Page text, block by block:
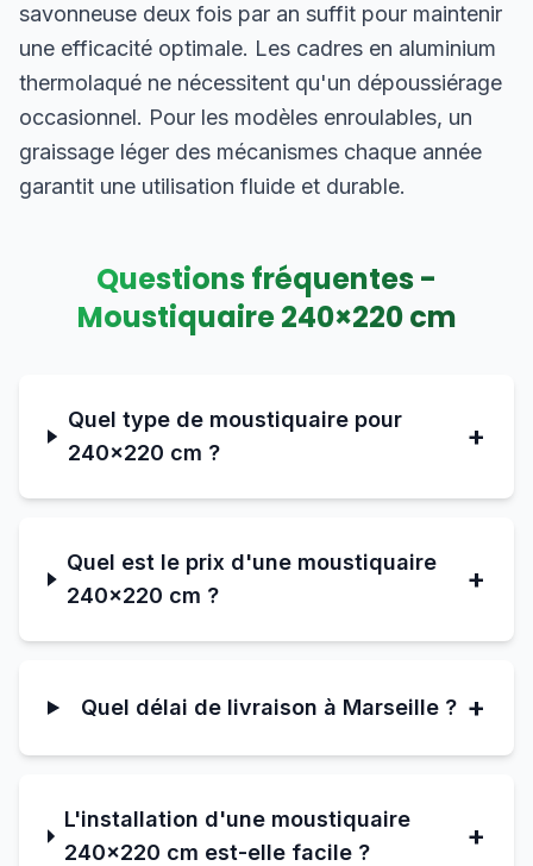
savonneuse deux fois par an suffit pour maintenir
une efficacité optimale. Les cadres en aluminium
thermolaqué ne nécessitent qu'un dépoussiérage
occasionnel. Pour les modèles enroulables, un
graissage léger des mécanismes chaque année
garantit une utilisation fluide et durable.
Questions fréquentes -
Moustiquaire240×220cm
Quel type de moustiquaire pour
240×220 cm ?
+
Quel est le prix d'une moustiquaire
240×220 cm ?
+
Quel délai de livraison à Marseille ? +
L'installation d'une moustiquaire
240×220 cm est-elle facile ?
+